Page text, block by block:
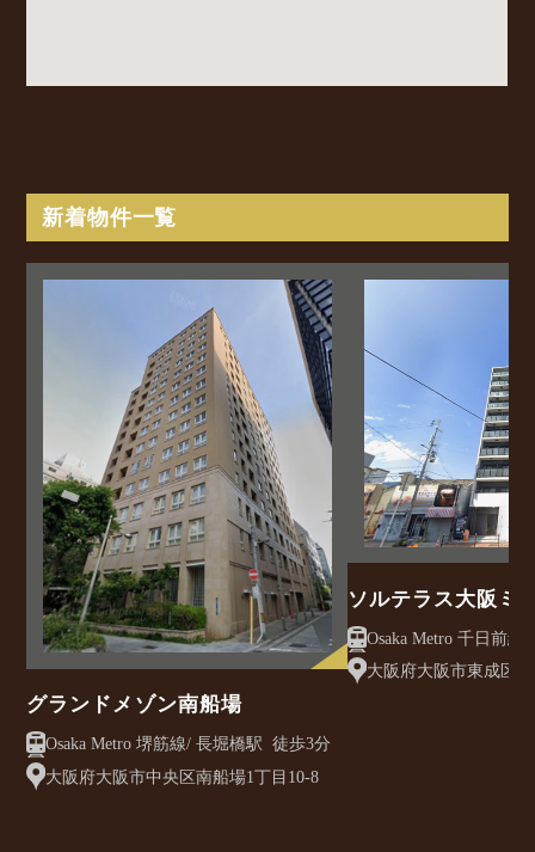
新着物件一覧
グランドメゾン南船場
Osaka Metro 堺筋線/ 長堀橋駅 徒歩3分
大阪府大阪市中央区南船場1丁目10-8
ソルテラス大阪ミ
クレアスト
大阪府大阪市東成区